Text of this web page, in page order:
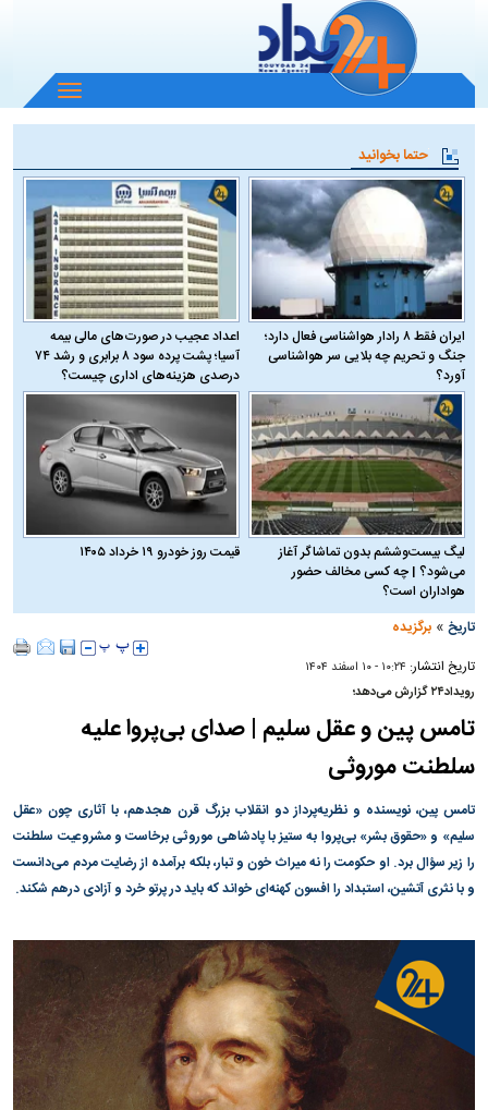
باز
و
منو
حتما بخوانید
ایران فقط ۸ رادار هواشناسی فعال دارد؛
جنگ و تحریم چه بلایی سر هواشناسی
آورد؟
اعداد عجیب در صورت‌های مالی بیمه
آسیا؛ پشت پرده سود ۸ برابری و رشد ۷۴
درصدی هزینه‌های اداری چیست؟
لیگ بیست‌وششم بدون تماشاگر آغاز
می‌شود؟ | چه کسی مخالف حضور
هواداران است؟
قیمت روز خودرو ۱۹ خرداد ۱۴۰۵
تاریخ »برگزیده
تاریخ انتشار: ۱۰:۲۴ - ۱۰ اسفند ۱۴۰۴
رویداد۲۴ گزارش می‌دهد؛
تامس پین و عقل سلیم | صدای بی‌پروا علیه
سلطنت موروثی
تامس پین، نویسنده و نظریه‌پرداز دو انقلاب بزرگ قرن هجدهم، با آثاری چون «عقل
سلیم» و «حقوق بشر» بی‌پروا به ستیز با پادشاهی موروثی برخاست و مشروعیت سلطنت
را زیر سؤال برد. او حکومت را نه میراث خون و تبار، بلکه برآمده از رضایت مردم می‌دانست
و با نثری آتشین، استبداد را افسون کهنه‌ای خواند که باید در پرتو خرد و آزادی درهم شکند.